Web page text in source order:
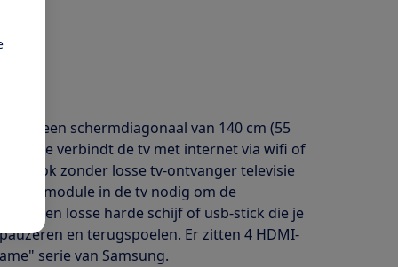
met een schermdiagonaal van 140 cm (55
Je verbindt de tv met internet via wifi of
ook zonder losse tv-ontvanger televisie
CI+ module in de tv nodig om de
Via een losse harde schijf of usb-stick die je
en terugspoelen. Er zitten 4 HDMI-
serie van Samsung.